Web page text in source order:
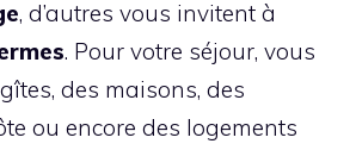
, d’autres vous invitent à
. Pour votre séjour, vous
des maisons, des
ou encore des logements